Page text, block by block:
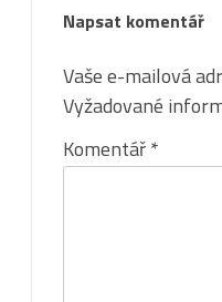
Napsat komentář
Vaše e-mailová
Vyžadované
Komentář*